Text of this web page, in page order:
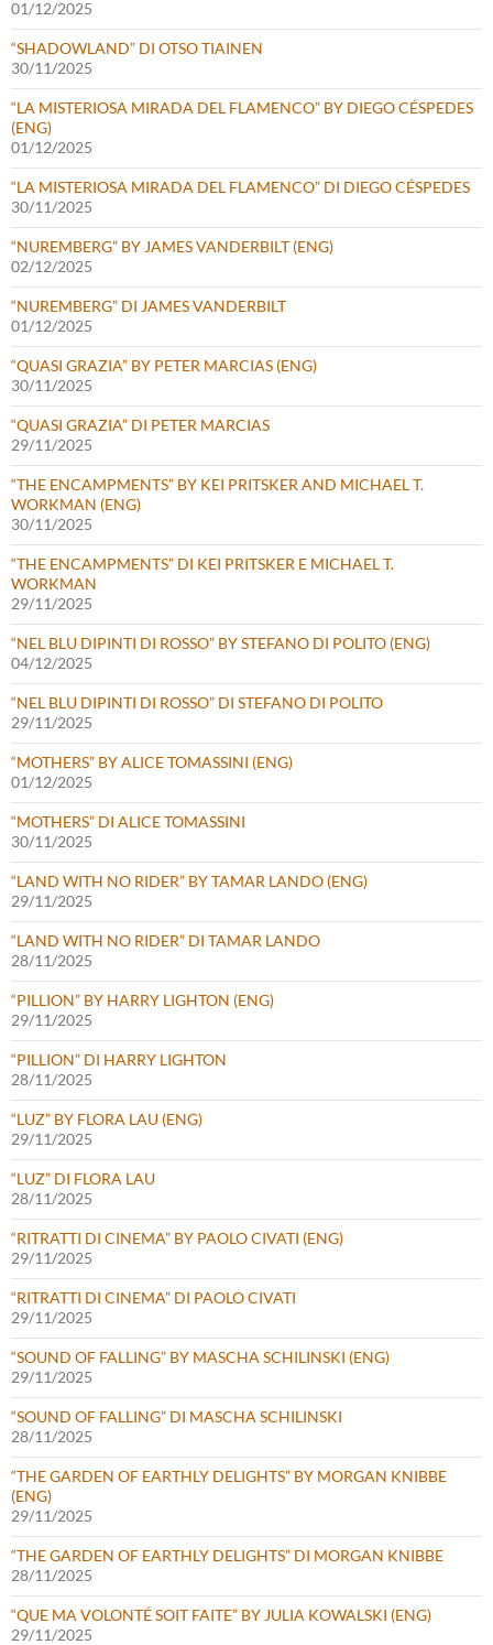
01/12/2025
“SHADOWLAND” DI OTSO TIAINEN
30/11/2025
“LA MISTERIOSA MIRADA DEL FLAMENCO” BY DIEGO CÉSPEDES
(ENG)
01/12/2025
“LA MISTERIOSA MIRADA DEL FLAMENCO” DI DIEGO CÉSPEDES
30/11/2025
“NUREMBERG” BY JAMES VANDERBILT (ENG)
02/12/2025
“NUREMBERG” DI JAMES VANDERBILT
01/12/2025
“QUASI GRAZIA” BY PETER MARCIAS (ENG)
30/11/2025
“QUASI GRAZIA” DI PETER MARCIAS
29/11/2025
“THE ENCAMPMENTS” BY KEI PRITSKER AND MICHAEL T.
WORKMAN (ENG)
30/11/2025
“THE ENCAMPMENTS” DI KEI PRITSKER E MICHAEL T.
WORKMAN
29/11/2025
“NEL BLU DIPINTI DI ROSSO” BY STEFANO DI POLITO (ENG)
04/12/2025
“NEL BLU DIPINTI DI ROSSO” DI STEFANO DI POLITO
29/11/2025
“MOTHERS” BY ALICE TOMASSINI (ENG)
01/12/2025
“MOTHERS” DI ALICE TOMASSINI
30/11/2025
“LAND WITH NO RIDER” BY TAMAR LANDO (ENG)
29/11/2025
“LAND WITH NO RIDER” DI TAMAR LANDO
28/11/2025
“PILLION” BY HARRY LIGHTON (ENG)
29/11/2025
“PILLION” DI HARRY LIGHTON
28/11/2025
“LUZ” BY FLORA LAU (ENG)
29/11/2025
“LUZ” DI FLORA LAU
28/11/2025
“RITRATTI DI CINEMA” BY PAOLO CIVATI (ENG)
29/11/2025
“RITRATTI DI CINEMA” DI PAOLO CIVATI
29/11/2025
“SOUND OF FALLING” BY MASCHA SCHILINSKI (ENG)
29/11/2025
“SOUND OF FALLING” DI MASCHA SCHILINSKI
28/11/2025
“THE GARDEN OF EARTHLY DELIGHTS” BY MORGAN KNIBBE
(ENG)
29/11/2025
“THE GARDEN OF EARTHLY DELIGHTS” DI MORGAN KNIBBE
28/11/2025
“QUE MA VOLONTÉ SOIT FAITE” BY JULIA KOWALSKI (ENG)
29/11/2025